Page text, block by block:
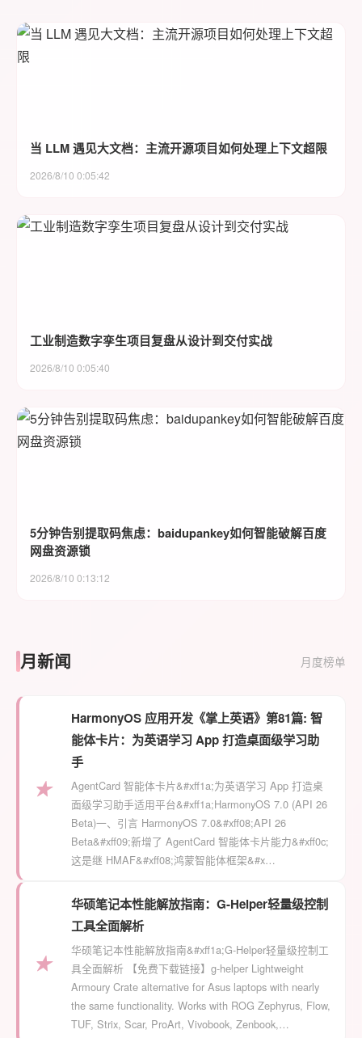
当 LLM 遇见大文档：主流开源项目如何处理上下文超限
2026/8/10 0:05:42
工业制造数字孪生项目复盘从设计到交付实战
2026/8/10 0:05:40
5分钟告别提取码焦虑：baidupankey如何智能破解百度
网盘资源锁
2026/8/10 0:13:12
月新闻 月度榜单
★
HarmonyOS 应用开发《掌上英语》第81篇: 智
能体卡片：为英语学习 App 打造桌面级学习助
手
AgentCard 智能体卡片&#xff1a;为英语学习 App 打造桌
面级学习助手适用平台&#xff1a;HarmonyOS 7.0 (API 26
Beta)一、引言 HarmonyOS 7.0&#xff08;API 26
Beta&#xff09;新增了 AgentCard 智能体卡片能力&#xff0c;
这是继 HMAF&#xff08;鸿蒙智能体框架&#x…
★
华硕笔记本性能解放指南：G-Helper轻量级控制
工具全面解析
华硕笔记本性能解放指南&#xff1a;G-Helper轻量级控制工
具全面解析 【免费下载链接】g-helper Lightweight
Armoury Crate alternative for Asus laptops with nearly
the same functionality. Works with ROG Zephyrus, Flow,
TUF, Strix, Scar, ProArt, Vivobook, Zenbook,…